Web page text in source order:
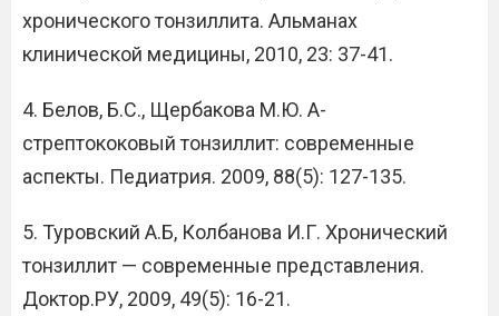
хронического тонзиллита. Альманах
клинической медицины, 2010, 23: 37-41.
4. Белов, Б.С., Щербакова М.Ю. А-
стрептококовый тонзиллит: современные
аспекты. Педиатрия. 2009, 88(5): 127-135.
5. Туровский А.Б, Колбанова И.Г. Хронический
тонзиллит — современные представления.
Доктор.РУ, 2009, 49(5): 16-21.